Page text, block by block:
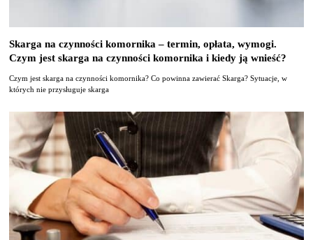
Skarga na czynności komornika – termin, opłata, wymogi.
Czym jest skarga na czynności komornika i kiedy ją wnieść?
Czym jest skarga na czynności komornika? Co powinna zawierać Skarga? Sytuacje, w
których nie przysługuje skarga